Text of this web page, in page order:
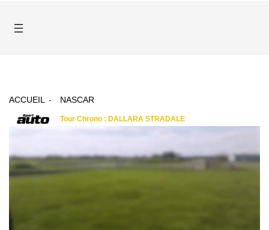
ACCUEIL NASCAR